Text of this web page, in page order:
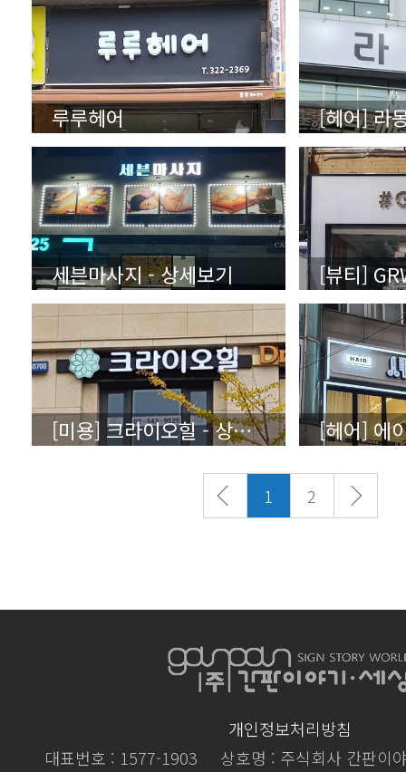
루루헤어 [헤어] 라
세븐마사지 - 상세보기 [뷰티]
[미용] 크라이오힐 - 상세보기
1 2
개인정보처리방침
대표번호 : 1577-1903
상호명 : 주식회사 간판이